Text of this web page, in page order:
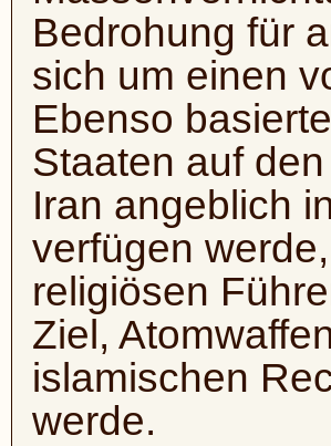
Bedrohung für
sich um einen
Ebenso
Staaten auf
Iran angeblich
verfügen
religiösen
Ziel,
islamischen
werde.